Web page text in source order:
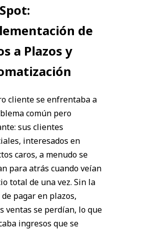
de
a Plazos y
cliente se enfrentaba a
común pero
sus clientes
interesados en
caros, a menudo se
para atrás cuando veían
total de una vez. Sin la
pagar en plazos,
ventas se perdían, lo que
ingresos que se